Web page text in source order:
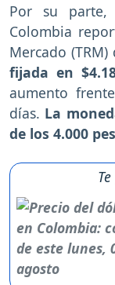
Por su
Colombia
Mercado
fijada en
aumento
días. La
de los 4.000